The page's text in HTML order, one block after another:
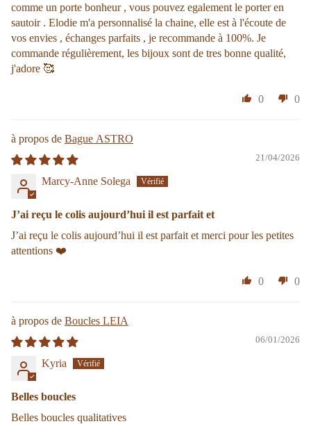
comme un porte bonheur , vous pouvez egalement le porter en
sautoir . Elodie m'a personnalisé la chaine, elle est à l'écoute de
vos envies , échanges parfaits , je recommande à 100%. Je
commande régulièrement, les bijoux sont de tres bonne qualité,
j'adore 🥰
0 0
Bague ASTRO
21/04/2026
Marcy-Anne Solega
J’ai reçu le colis aujourd’hui il est parfait et
J’ai reçu le colis aujourd’hui il est parfait et merci pour les petites
attentions ❤️
0 0
Boucles LEIA
06/01/2026
Kyria
Belles boucles
Belles boucles qualitatives